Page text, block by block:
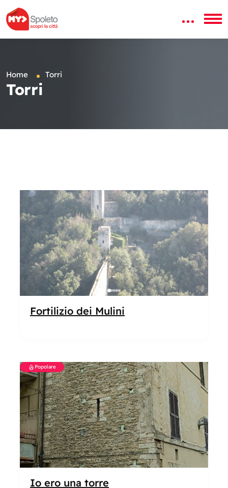
Home Torri
Torri
Popolare
Fortilizio dei Mulini
Popolare
Io ero una torre